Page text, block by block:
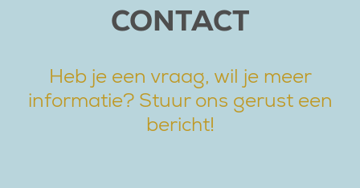
CONTACT
Heb je een vraag, wil je meer
informatie? Stuur ons gerust een
bericht!